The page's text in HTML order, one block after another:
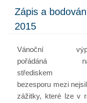
Zápis a
2015
Vánoční
pořádáná
střediskem
bezesporu mezi
zážitky, které lze v